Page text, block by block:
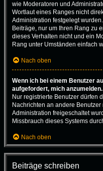
wie Moderatoren und
Wortlaut eines Ranges nicht
Administration festgelegt
Beiträge, nur um Ihren Rang zu
dieses Verhalten nicht und ein
Rang unter Umständen einfach
Nach oben
Wenn ich bei einem Benutzer
aufgefordert, mich anzumelden.
Nur registrierte Benutzer dürfen
Nachrichten an andere
Administration freigeschaltet
Missbrauch dieses Systems
Nach oben
Beiträge schreiben